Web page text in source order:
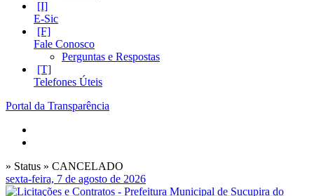
E-Sic
Fale Conosco
Perguntas e Respostas
Telefones Úteis
Portal da Transparência
» Status » CANCELADO
sexta-feira, 7 de agosto de 2026